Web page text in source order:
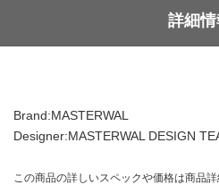
詳細情
Brand:MASTERWAL
Designer:MASTERWAL DESIGN
この商品の詳しいスペックや価格は商品詳